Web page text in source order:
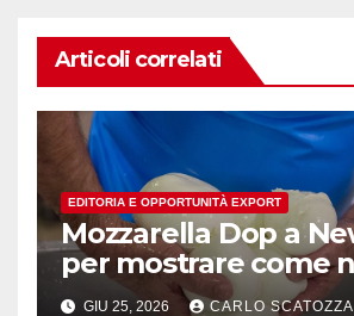
Articoli correlati
EDITORIA E OPPORTUNITÀ EXPORT
Mozzarella Dop a
per mostrare come
l’oro bianco del sud
GIU 25, 2026 CARLO SCATOZZA